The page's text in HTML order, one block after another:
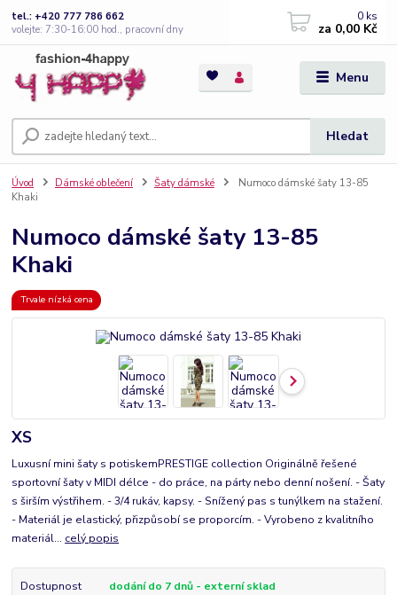
Menu
Hledat
tel.: +420 777 786 662
volejte: 7:30-16:00 hod., pracovní dny
0 ks
za 0,00 Kč
Úvod Dámské oblečení Šaty dámské
Numoco dámské šaty 13-85
Khaki
Numoco dámské šaty 13-85
Khaki
Trvale nízká cena
XS
Luxusní mini šaty s potiskemPRESTIGE collection Originálně řešené
sportovní šaty v MIDI délce - do práce, na párty nebo denní nošení. - Šaty
s širším výstřihem. - 3/4 rukáv, kapsy. - Snížený pas s tunýlkem na stažení.
- Materiál je elastický, přizpůsobí se proporcím. - Vyrobeno z kvalitního
materiál... celý popis
Dostupnost
dodání do 7 dnů - externí sklad